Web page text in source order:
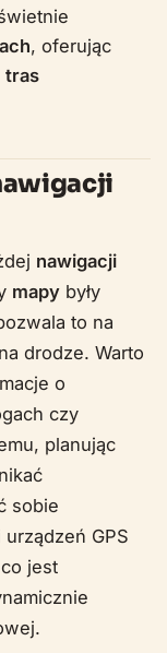
, oferując
tras
nawigacji
mapy były
to na
drodze. Warto
o
czy
planując
sobie
urządzeń GPS
jest